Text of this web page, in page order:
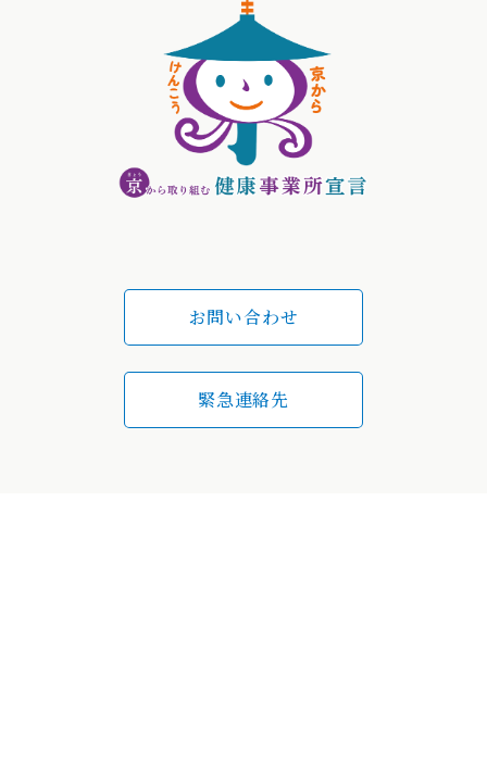
お問い合わせ
緊急連絡先